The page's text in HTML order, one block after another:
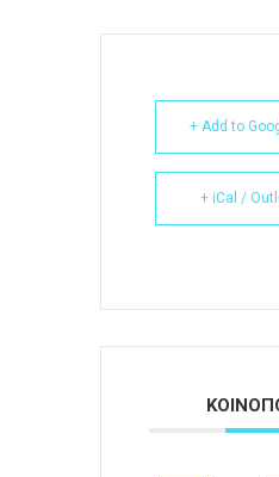
+ Add to
+ iCal /